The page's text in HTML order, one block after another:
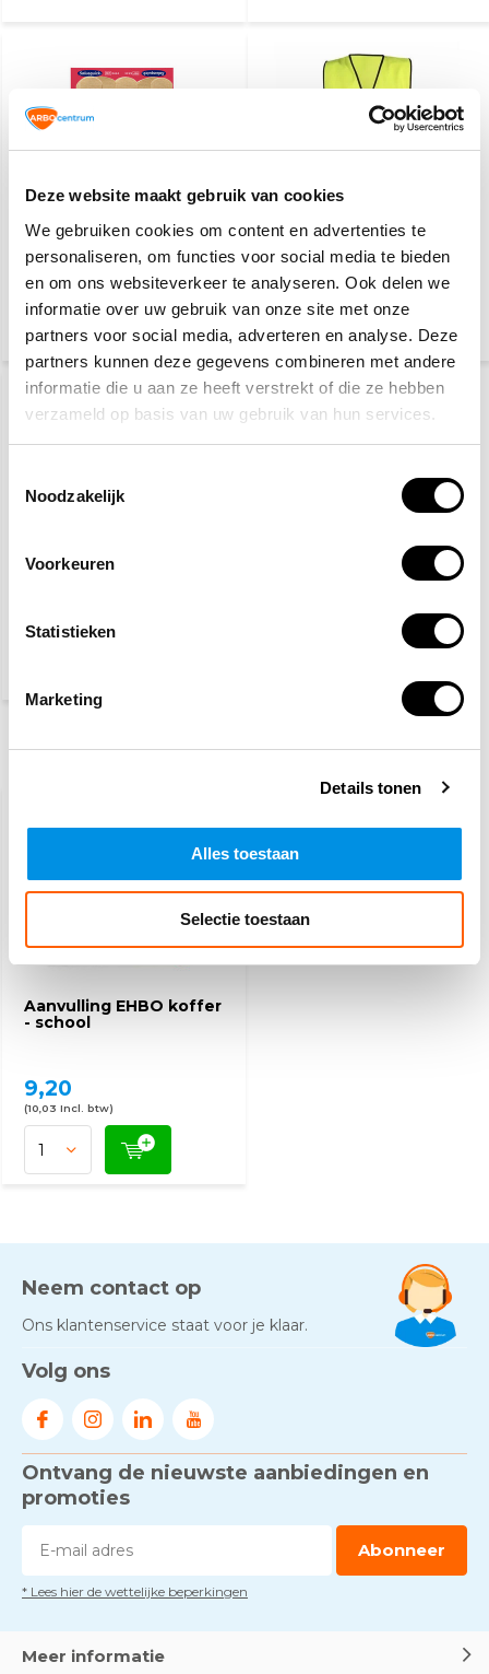
Deze website maakt gebruik van cookies
We gebruiken cookies om content en advertenties te
personaliseren, om functies voor social media te bieden
en om ons websiteverkeer te analyseren. Ook delen we
informatie over uw gebruik van onze site met onze
partners voor social media, adverteren en analyse. Deze
partners kunnen deze gegevens combineren met andere
informatie die u aan ze heeft verstrekt of die ze hebben
verzameld op basis van uw gebruik van hun services.
Noodzakelijk
Voorkeuren
Statistieken
Marketing
Details tonen
Alles toestaan
Selectie toestaan
Salvequick 6444
navulling
6,956,70
(7,30 Incl. btw)
Veiligheidshesje geel
4,60
(5,57 Incl. btw)
Oogspoelfles 500 ml
Aanvulling EHBO koffer
- school
9,20
(10,03 Incl. btw)
Neem contact op
Ons klantenservice staat voor je klaar.
Volg ons
Ontvang de nieuwste aanbiedingen en
promoties
Abonneer
* Lees hier de wettelijke beperkingen
Meer informatie